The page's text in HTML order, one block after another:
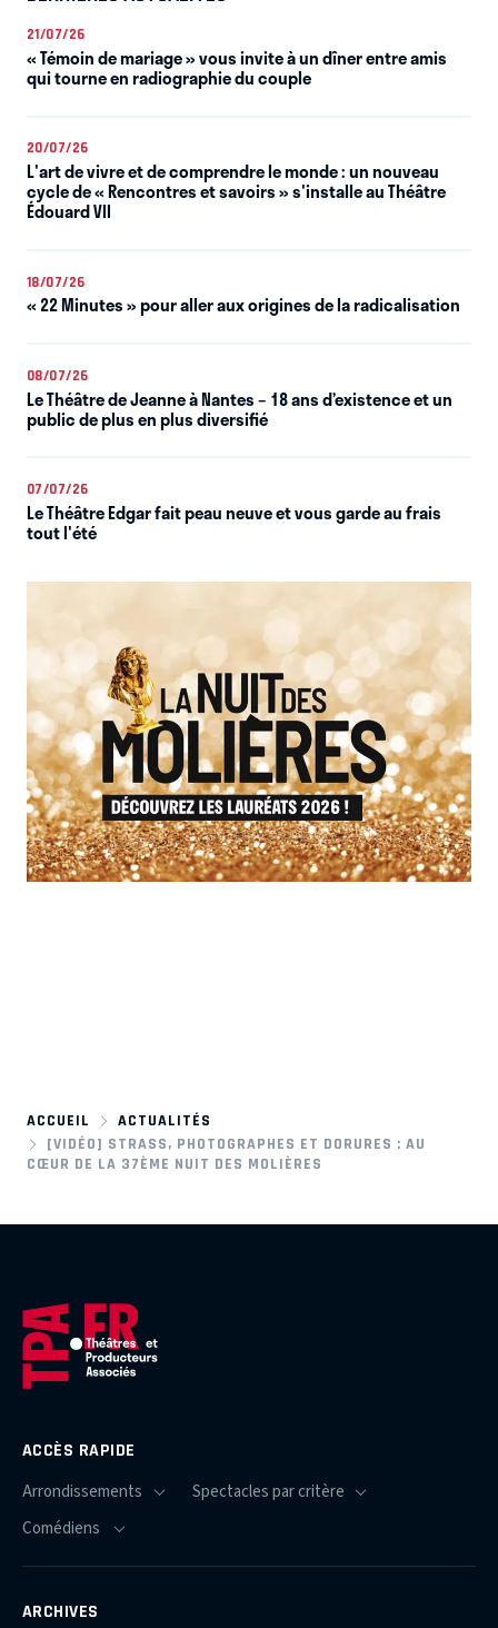
21/07/26
« Témoin de mariage » vous invite à un dîner entre amis
qui tourne en radiographie du couple
20/07/26
L'art de vivre et de comprendre le monde : un nouveau
cycle de « Rencontres et savoirs » s'installe au Théâtre
Édouard VII
18/07/26
« 22 Minutes » pour aller aux origines de la radicalisation
08/07/26
Le Théâtre de Jeanne à Nantes – 18 ans d’existence et un
public de plus en plus diversifié
07/07/26
Le Théâtre Edgar fait peau neuve et vous garde au frais
tout l'été
ACCUEIL
ACTUALITÉS
[VIDÉO] STRASS, PHOTOGRAPHES ET DORURES : AU
CŒUR DE LA 37ÈME NUIT DES MOLIÈRES
ACCÈS RAPIDE
ARCHIVES